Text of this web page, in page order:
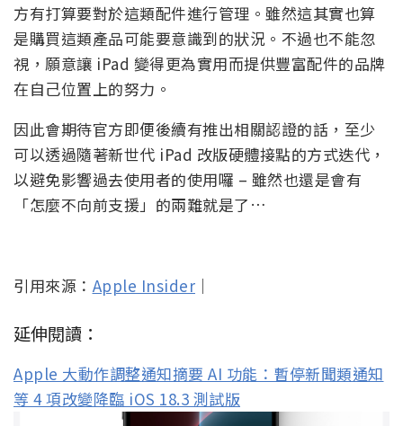
方有打算要對於這類配件進行管理。雖然這其實也算
是購買這類產品可能要意識到的狀況。不過也不能忽
視，願意讓 iPad 變得更為實用而提供豐富配件的品牌
在自己位置上的努力。
因此會期待官方即便後續有推出相關認證的話，至少
可以透過隨著新世代 iPad 改版硬體接點的方式迭代，
以避免影響過去使用者的使用囉 – 雖然也還是會有
「怎麼不向前支援」的兩難就是了…
引用來源： Apple Insider ｜
延伸閱讀：
Apple 大動作調整通知摘要 AI 功能：暫停新聞類通知
等 4 項改變降臨 iOS 18.3 測試版